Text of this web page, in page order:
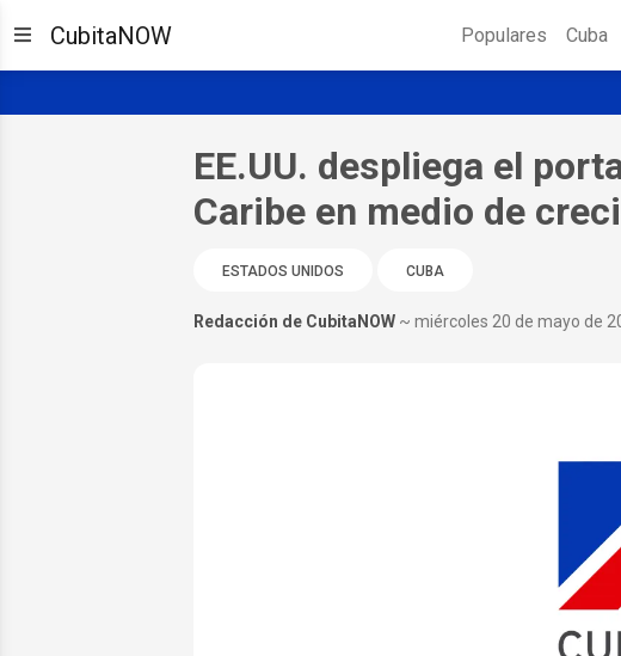
CubitaNOW Populares Cuba
EE.UU. despliega el
Caribe en medio de
ESTADOS UNIDOS CUBA
Redacción de CubitaNOW ~ miércoles 20 de mayo de